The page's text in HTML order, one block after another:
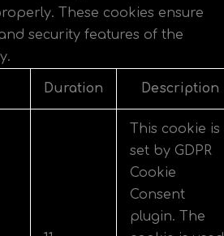
These cookies ensure
security features of the
Duration Description
This cookie is
set by GDPR
Cookie
Consent
plugin. The